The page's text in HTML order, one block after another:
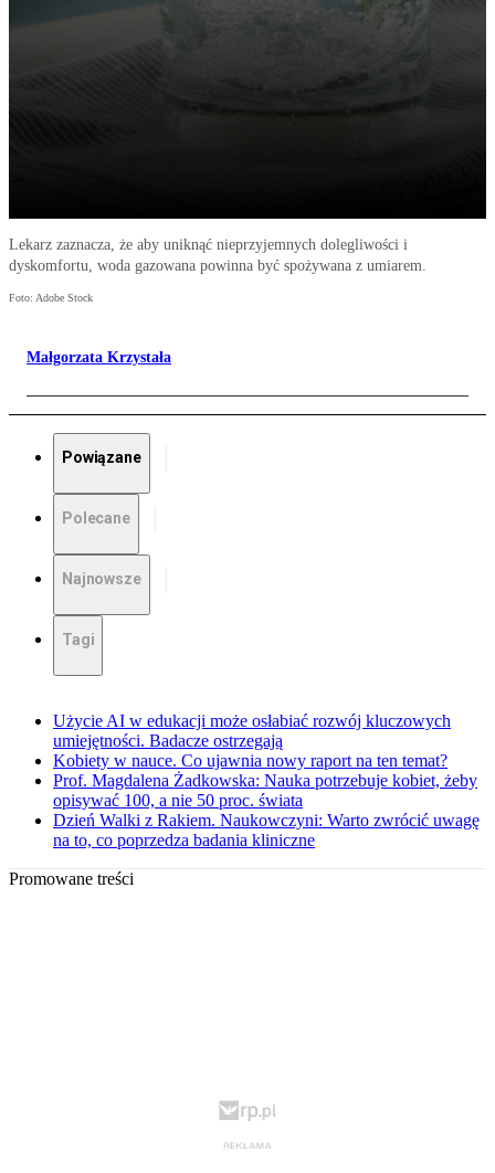
Lekarz zaznacza, że aby uniknąć nieprzyjemnych dolegliwości i
dyskomfortu, woda gazowana powinna być spożywana z umiarem.
Foto: Adobe Stock
Małgorzata Krzystała
Powiązane
Polecane
Najnowsze
Tagi
Użycie AI w edukacji może osłabiać rozwój kluczowych
umiejętności. Badacze ostrzegają
Kobiety w nauce. Co ujawnia nowy raport na ten temat?
Prof. Magdalena Żadkowska: Nauka potrzebuje kobiet, żeby
opisywać 100, a nie 50 proc. świata
Dzień Walki z Rakiem. Naukowczyni: Warto zwrócić uwagę
na to, co poprzedza badania kliniczne
Promowane treści